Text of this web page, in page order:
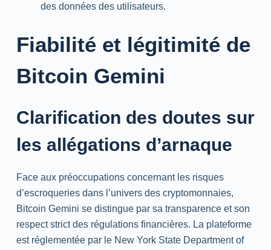
des données des utilisateurs.
Fiabilité et légitimité de
Bitcoin Gemini
Clarification des doutes sur
les allégations d’arnaque
Face aux préoccupations concernant les risques
d’escroqueries dans l’univers des cryptomonnaies,
Bitcoin Gemini se distingue par sa transparence et son
respect strict des régulations financières. La plateforme
est réglementée par le New York State Department of